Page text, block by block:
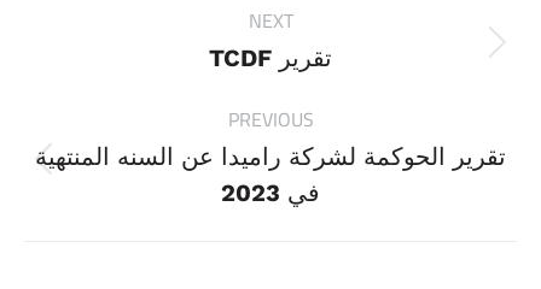
navigation
PREVIOUS
Previous
post:
تقرير الحوكمة لشركة راميدا عن السنه المنتهية
في 2023
NEXT
Next تقرير TCDF